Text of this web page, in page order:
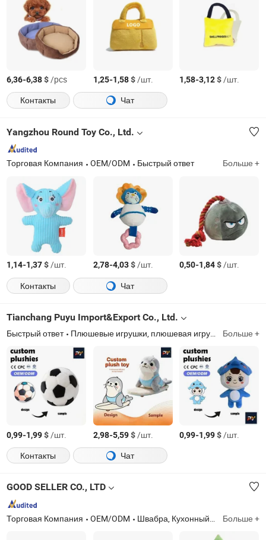
6,36-6,38$/pcs 1,25-1,58$/шт. 1,58-3,12$/шт.
Контакты
Чат
Yangzhou Round Toy Co., Ltd.
Торговая Компания OEM/ODM Быстрый ответ Больше +
1,14-1,37$/шт. 2,78-4,03$/шт. 0,50-1,84$/шт.
Контакты
Чат
Tianchang Puyu Import&Export Co., Ltd.
Быстрый ответ Плюшевые игрушки, плюшевая игрушка-брелок, плюшевая сумка, маскот-кукла, игрушка для домашних животных, товары для домашних животных, мягкая игрушка, плюшевые тапочки Больше +
0,99-1,99$/шт. 2,98-5,59$/шт. 0,99-1,99$/шт.
Контакты
Чат
GOOD SELLER CO., LTD
Торговая Компания OEM/ODM Швабра, Кухонный нож, Разделочная доска, Одеяло, Москитная сетка, Подушка, Тапочки, Веник, Багаж, Образовательная игрушка Больше +